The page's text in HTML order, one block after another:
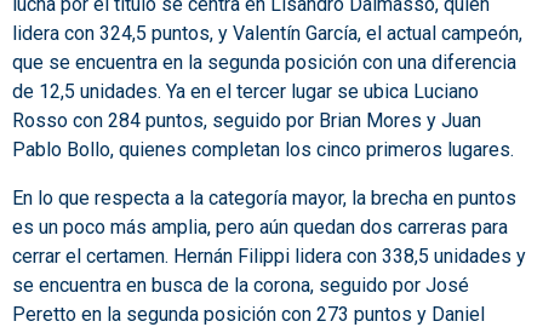
lidera con 324,5 puntos, y Valentín García, el actual campeón,
que se encuentra en la segunda posición con una diferencia
de 12,5 unidades. Ya en el tercer lugar se ubica Luciano
Rosso con 284 puntos, seguido por Brian Mores y Juan
Pablo Bollo, quienes completan los cinco primeros lugares.
En lo que respecta a la categoría mayor, la brecha en puntos
es un poco más amplia, pero aún quedan dos carreras para
cerrar el certamen. Hernán Filippi lidera con 338,5 unidades y
se encuentra en busca de la corona, seguido por José
Peretto en la segunda posición con 273 puntos y Daniel